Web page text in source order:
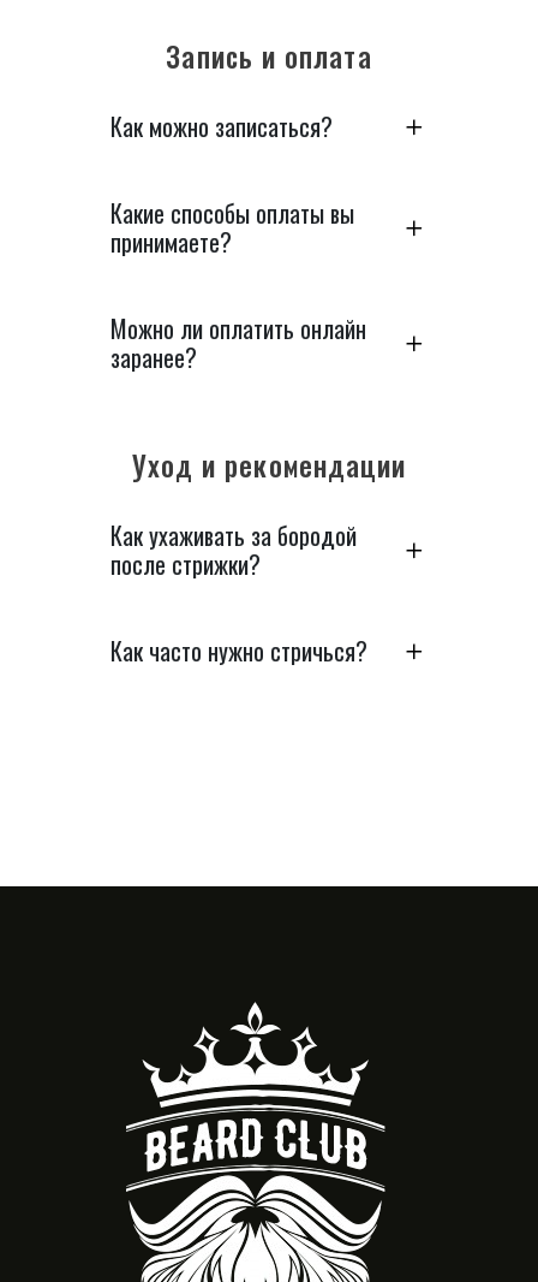
Запись и оплата
Как можно записаться?
Какие способы оплаты вы
принимаете?
Можно ли оплатить онлайн
заранее?
Уход и рекомендации
Как ухаживать за бородой
после стрижки?
Как часто нужно стричься?